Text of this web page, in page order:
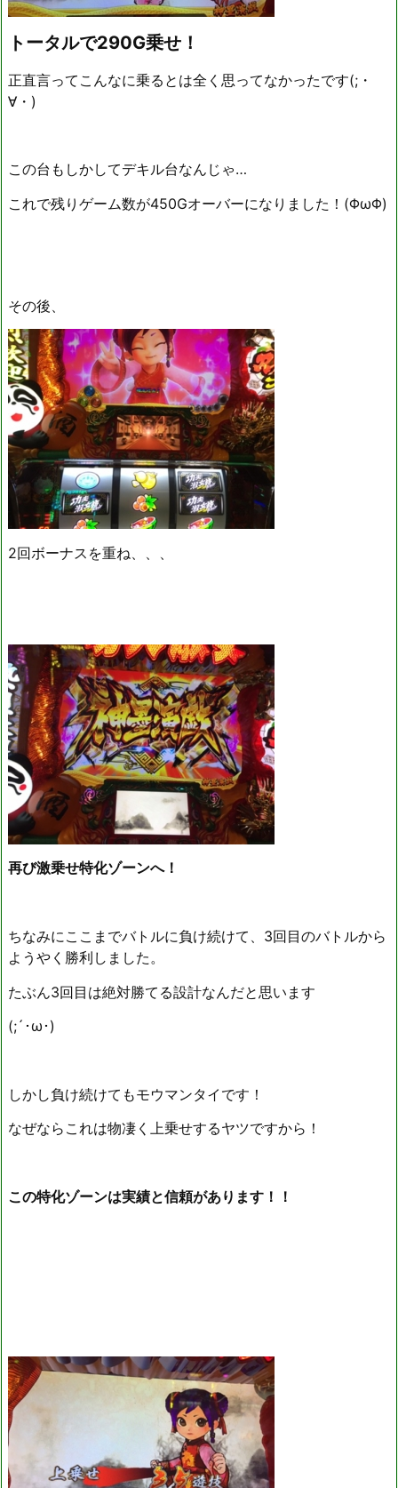
トータルで290G乗せ！
正直言ってこんなに乗るとは全く思ってなかったです(;・
∀・)
この台もしかしてデキル台なんじゃ…
これで残りゲーム数が450Gオーバーになりました！(ΦωΦ)
その後、
2回ボーナスを重ね、、、
再び激乗せ特化ゾーンへ！
ちなみにここまでバトルに負け続けて、3回目のバトルから
ようやく勝利しました。
たぶん3回目は絶対勝てる設計なんだと思います
(;´･ω･)
しかし負け続けてもモウマンタイです！
なぜならこれは物凄く上乗せするヤツですから！
この特化ゾーンは実績と信頼があります！！